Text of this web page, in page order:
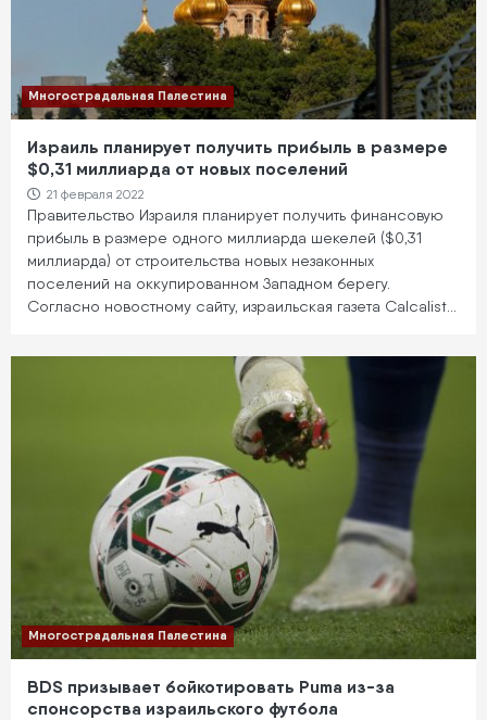
Многострадальная Палестина
Израиль планирует получить прибыль в размере
$0,31 миллиарда от новых поселений
21 февраля 2022
Правительство Израиля планирует получить финансовую
прибыль в размере одного миллиарда шекелей ($0,31
миллиарда) от строительства новых незаконных
поселений на оккупированном Западном берегу.
Согласно новостному сайту, израильская газета Calcalist…
Многострадальная Палестина
BDS призывает бойкотировать Puma из-за
спонсорства израильского футбола